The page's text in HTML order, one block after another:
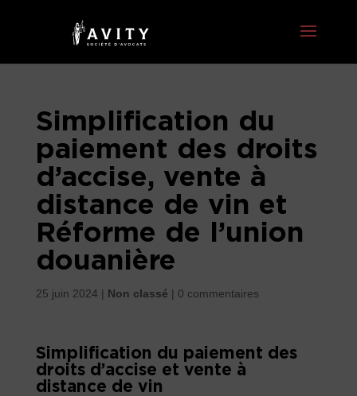
Simplification du
paiement des droits
d’accise, vente à
distance de vin et
Réforme de l’union
douanière
25 juin 2024 | Non classé | 0 commentaires
Simplification du paiement des
droits d’accise et vente à
distance de vin